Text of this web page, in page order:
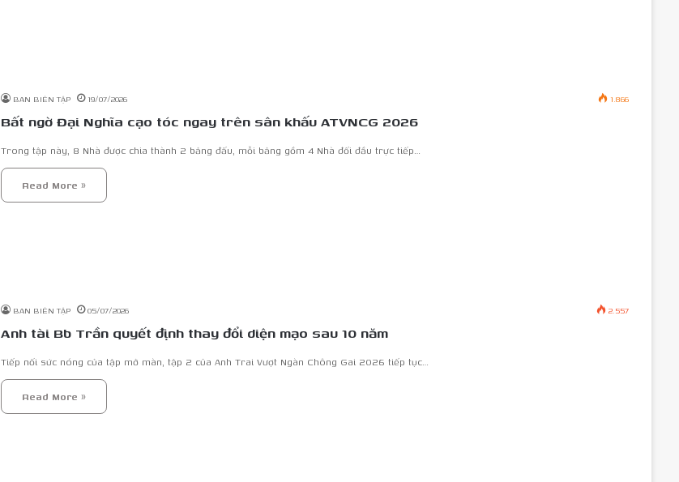
BAN BIÊN TẬP 19/07/2026 1.866
Bất ngờ Đại Nghĩa cạo tóc ngay trên sân khấu ATVNCG 2026
Trong tập này, 8 Nhà được chia thành 2 bảng đấu, mỗi bảng gồm 4 Nhà đối đầu trực tiếp…
Read More »
BAN BIÊN TẬP 05/07/2026 2.557
Anh tài Bb Trần quyết định thay đổi diện mạo sau 10 năm
Tiếp nối sức nóng của tập mở màn, tập 2 của Anh Trai Vượt Ngàn Chông Gai 2026 tiếp tục…
Read More »